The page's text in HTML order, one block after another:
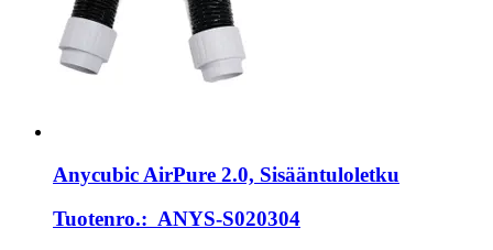
Anycubic AirPure 2.0, Sisääntuloletku
Tuotenro.: ANYS-S020304